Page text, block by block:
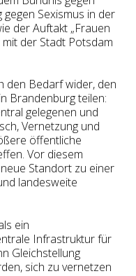
Sexismus in der
der Auftakt „Frauen
der Stadt Potsdam
den Bedarf wider, den
Brandenburg teilen:
gelegenen und
Vernetzung und
öffentliche
Vor diesem
Standort zu einer
landesweite
ein
Infrastruktur für
Gleichstellung
sich zu vernetzen